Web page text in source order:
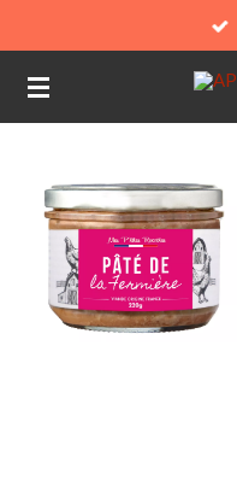
contenu
principal